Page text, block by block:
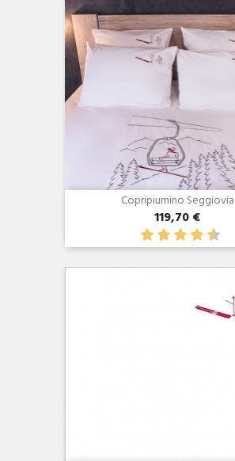
Copripiumino Seggiovia
119,70 €
Anteprima